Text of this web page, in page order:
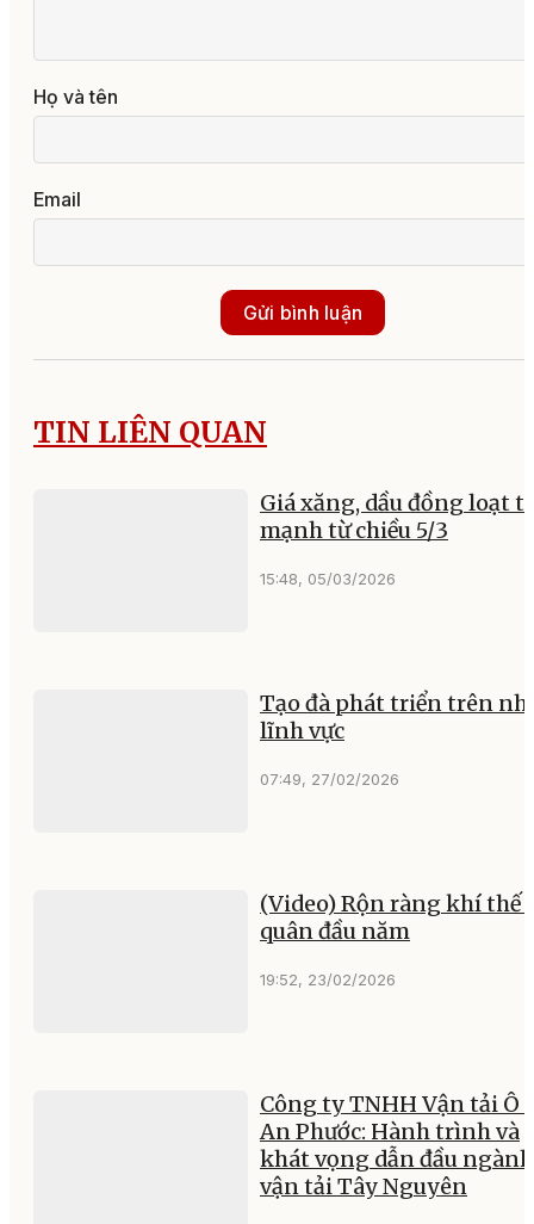
Họ và tên
Email
Gửi bình luận
TIN LIÊN QUAN
Giá xăng, dầu đồng loạt
mạnh từ chiều 5/3
15:48, 05/03/2026
Tạo đà phát triển trên
lĩnh vực
07:49, 27/02/2026
(Video) Rộn ràng khí thế
quân đầu năm
19:52, 23/02/2026
Công ty TNHH Vận tải Ô
An Phước: Hành trình và
khát vọng dẫn đầu ngành
vận tải Tây Nguyên